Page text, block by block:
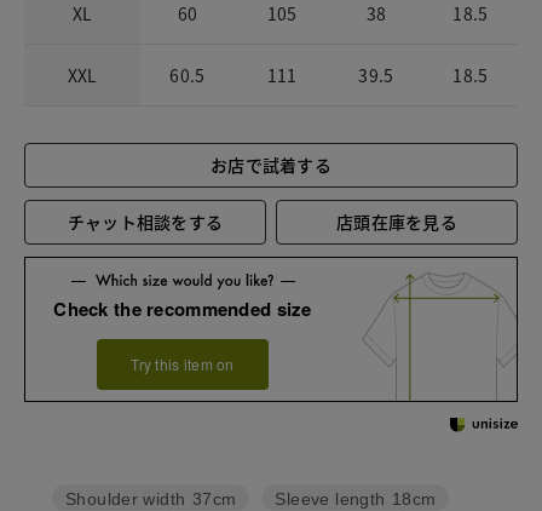
XL 60 105 38 18.5
XXL 60.5 111 39.5 18.5
お店で試着する
チャット相談をする 店頭在庫を見る
Check the recommended size
Try this item on
Sleeve length 18cm
Shoulder width 37cm